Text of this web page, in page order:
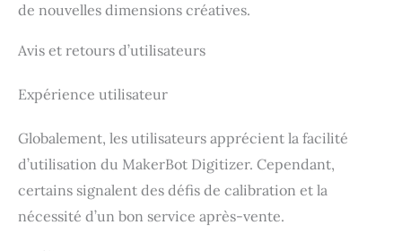
de nouvelles dimensions créatives.
Avis et retours d’utilisateurs
Expérience utilisateur
Globalement, les utilisateurs apprécient la facilité
d’utilisation du MakerBot Digitizer. Cependant,
certains signalent des défis de calibration et la
nécessité d’un bon service après-vente.